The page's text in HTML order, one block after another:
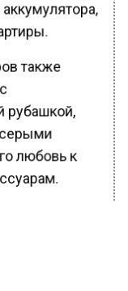
также
рубашкой,
любовь к